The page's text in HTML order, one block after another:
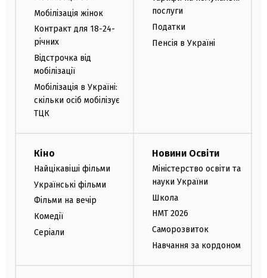
Мобілізація жінок
Контракт для 18-24-
річних
Відстрочка від
мобілізації
Мобілізація в Україні:
скільки осіб мобілізує
ТЦК
послуги
Податки
Пенсія в Україні
Кіно
Найцікавіші фільми
Українські фільми
Фільми на вечір
Комедії
Серіали
Новини Освіти
Міністерство освіти та
науки України
Школа
НМТ 2026
Саморозвиток
Навчання за кордоном